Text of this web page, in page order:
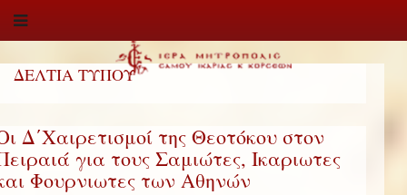
ΔΕΛΤΙΑ ΤΥΠΟΥ
Δ΄Χαιρετισμοί της Θεοτόκου στον
για τους Σαμιώτες, Ικαριωτες
Φουρνιωτες των Αθηνών